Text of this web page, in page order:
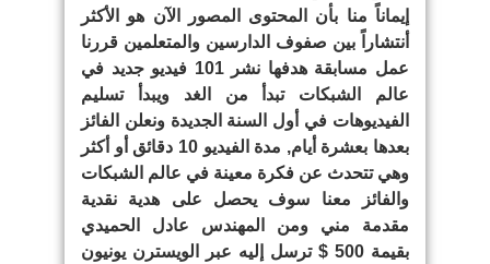
إيماناً منا بأن المحتوى المصور الآن هو الأكثر
أنتشاراً بين صفوف الدارسين والمتعلمين قررنا
عمل مسابقة هدفها نشر 101 فيديو جديد في
عالم الشبكات تبدأ من الغد ويبدأ تسليم
الفيديوهات في أول السنة الجديدة ونعلن الفائز
بعدها بعشرة أيام, مدة الفيديو 10 دقائق أو أكثر
وهي تتحدث عن فكرة معينة في عالم الشبكات
والفائز معنا سوف يحصل على هدية نقدية
مقدمة مني ومن المهندس عادل الحميدي
بقيمة 500 $ ترسل إليه عبر الويسترن يونيون